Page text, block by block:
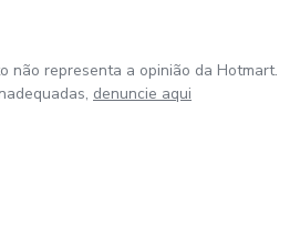
não representa a opinião da Hotmart.
denuncie aqui